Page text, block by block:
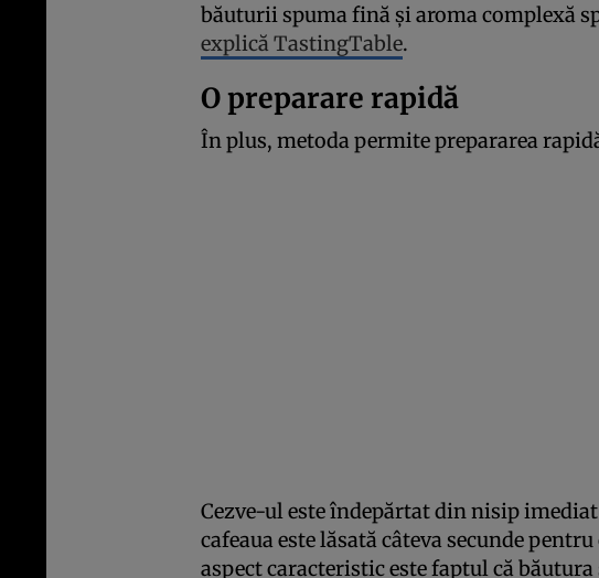
băuturii spuma fină și aroma complexă
explică TastingTable.
O preparare rapidă
În plus, metoda permite prepararea
Cezve-ul este îndepărtat din nisip
cafeaua este lăsată câteva secunde
aspect caracteristic este faptul că băutura